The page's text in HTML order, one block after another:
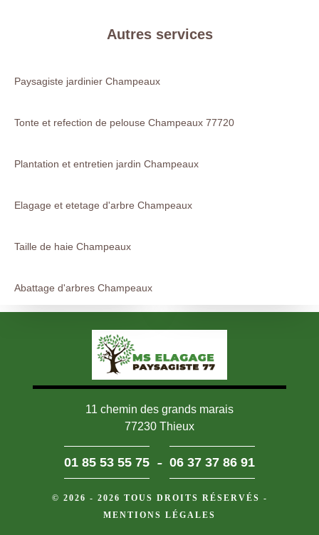
Autres services
Paysagiste jardinier Champeaux
Tonte et refection de pelouse Champeaux 77720
Plantation et entretien jardin Champeaux
Elagage et etetage d'arbre Champeaux
Taille de haie Champeaux
Abattage d'arbres Champeaux
11 chemin des grands marais
77230 Thieux
01 85 53 55 75 - 06 37 37 86 91
© 2026 - 2026 TOUS DROITS RÉSERVÉS -
MENTIONS LÉGALES